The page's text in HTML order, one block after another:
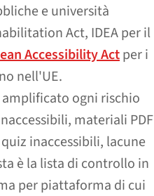
e università
Act, IDEA per il
Accessibility Actper i
nell'UE.
ogni rischio
materiali PDF
inaccessibili, lacune
è la lista di controllo in
per piattaforma di cui